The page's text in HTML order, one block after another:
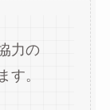
力の
す。